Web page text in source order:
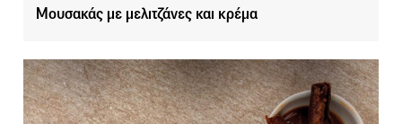
Μουσακάς με μελιτζάνες και κρέμα